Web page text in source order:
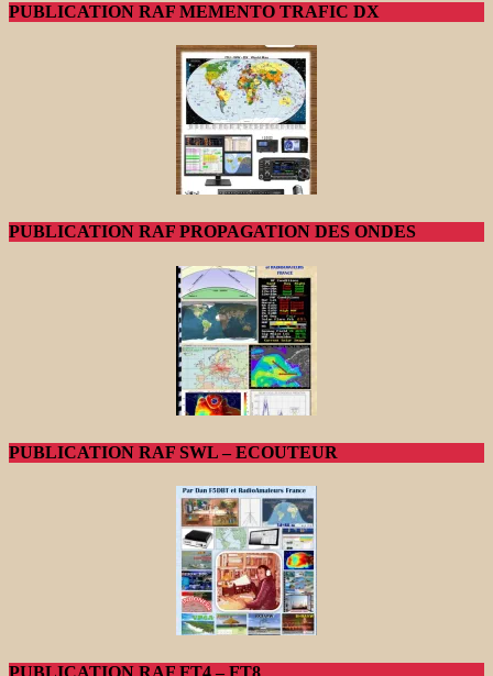
PUBLICATION RAF MEMENTO TRAFIC DX
PUBLICATION RAF PROPAGATION DES ONDES
PUBLICATION RAF SWL – ECOUTEUR